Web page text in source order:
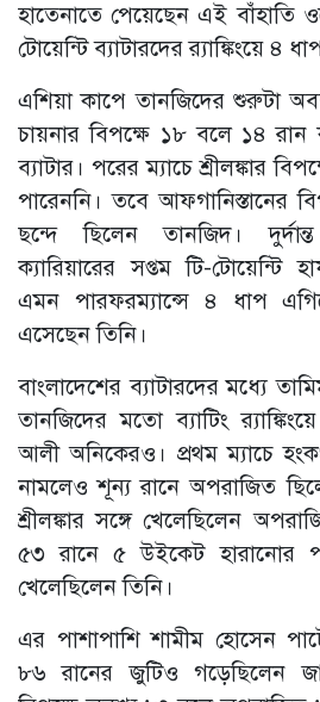
হাতেনাতে পেয়েছেন এই বাঁহাতি
টোয়েন্টি ব্যাটারদের র‌্যাঙ্কিংয়ে ৪
এশিয়া কাপে তানজিদের শুরুটা
চায়নার বিপক্ষে ১৮ বলে ১৪ রান
ব্যাটার। পরের ম্যাচে শ্রীলঙ্কার
পারেননি। তবে আফগানিস্তানের
ছন্দে ছিলেন তানজিদ।
ক্যারিয়ারের সপ্তম টি-টোয়েন্টি
এমন পারফরম্যান্সে ৪ ধাপ
এসেছেন তিনি।
বাংলাদেশের ব্যাটারদের মধ্যে
তানজিদের মতো ব্যাটিং
আলী অনিকেরও। প্রথম ম্যাচে
নামলেও শূন্য রানে অপরাজিত
শ্রীলঙ্কার সঙ্গে খেলেছিলেন
৫৩ রানে ৫ উইকেট হারানোর
খেলেছিলেন তিনি।
এর পাশাপাশি শামীম হোসেন
৮৬ রানের জুটিও গড়েছিলেন